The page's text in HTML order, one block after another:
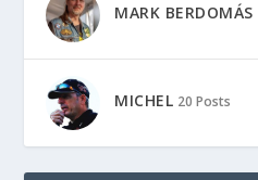
MARK BERDOMÁS
MICHEL 20 Posts